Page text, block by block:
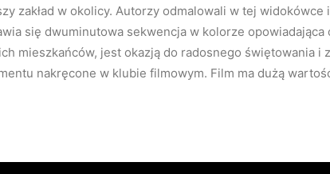
zakład w okolicy. Autorzy odmalowali w tej widokówce
się dwuminutowa sekwencja w kolorze opowiadająca
mieszkańców, jest okazją do radosnego świętowania i
nakręcone w klubie filmowym. Film ma dużą